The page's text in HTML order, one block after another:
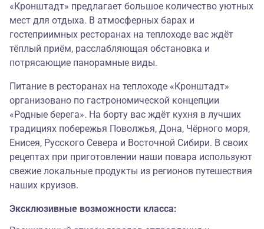
«Кронштадт» предлагает большое количество уютных
мест для отдыха. В атмосферных барах и
гостеприимных ресторанах на теплоходе вас ждёт
тёплый приём, расслабляющая обстановка и
потрясающие панорамные виды.
Питание в ресторанах на теплоходе «Кронштадт»
организовано по гастрономической концепции
«Родные берега». На борту вас ждёт кухня в лучших
традициях побережья Поволжья, Дона, Чёрного моря,
Енисея, Русского Севера и Восточной Сибири. В своих
рецептах при приготовлении наши повара используют
свежие локальные продукты из регионов путешествия
наших круизов.
Эксклюзивные возможности класса: